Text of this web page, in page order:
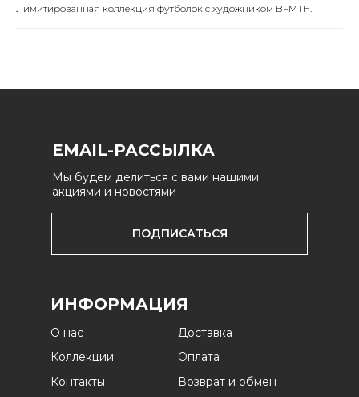
Лимитированная коллекция футболок с художником BFMTH.
Оплата
Возврат и обмен
EMAIL-РАССЫЛКА
Мы будем делиться с вами нашими
акциями и новостями
ИНФОРМАЦИЯ
О нас
Коллекции
Контакты
Доставка
ПОДПИСАТЬСЯ